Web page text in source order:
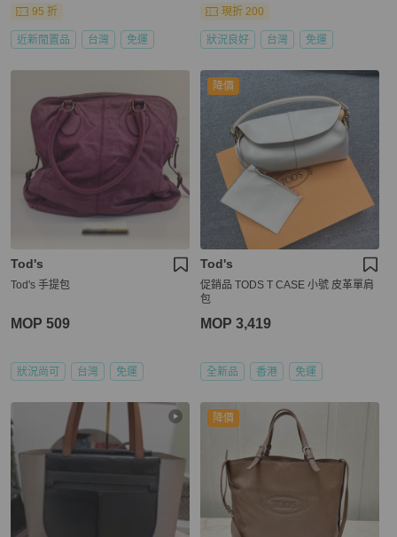
95 折
近新閒置品 台灣 免運
現折 200
狀況良好 台灣 免運
Tod's
Tod's 手提包
MOP 509
狀況尚可 台灣 免運
降價
Tod's
促銷品 TODS T CASE 小號 皮革單肩
包
MOP 3,419
全新品 香港 免運
降價